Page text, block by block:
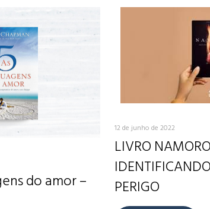
do amor –
12 de junho de 2022
LIVRO
PERIGO